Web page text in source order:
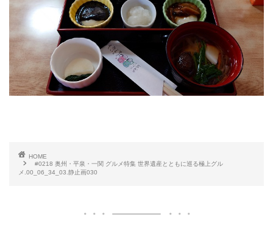
HOME
#0218 奥州・平泉・一関 グルメ特集 世界遺産とともに巡る極上グル
メ.00_06_34_03.静止画030